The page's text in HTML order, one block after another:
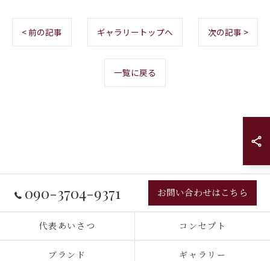
< 前の記事 ギャラリートップへ 次の記事 >
一覧に戻る
090-3704-9371 お問い合わせはこちら
代表あいさつ コンセプト
ブランド ギャラリー